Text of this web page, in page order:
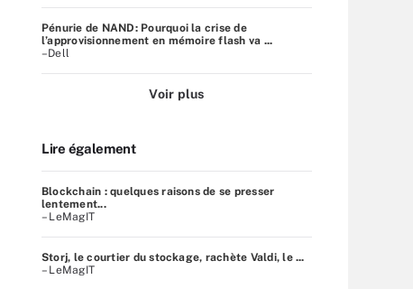
Pénurie de NAND: Pourquoi la crise de
l’approvisionnement en mémoire flash va ...
–Dell
Voir plus
Lire également
Blockchain : quelques raisons de se presser
lentement...
– LeMagIT
Storj, le courtier du stockage, rachète Valdi, le ...
– LeMagIT